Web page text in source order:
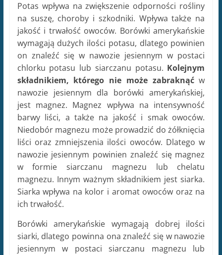
Potas wpływa na zwiększenie odporności rośliny
na suszę, choroby i szkodniki. Wpływa także na
jakość i trwałość owoców. Borówki amerykańskie
wymagają dużych ilości potasu, dlatego powinien
on znaleźć się w nawozie jesiennym w postaci
chlorku potasu lub siarczanu potasu. Kolejnym
składnikiem, którego nie może zabraknąćw
nawozie jesiennym dla borówki amerykańskiej,
jest magnez. Magnez wpływa na intensywność
barwy liści, a także na jakość i smak owoców.
Niedobór magnezu może prowadzić do żółknięcia
liści oraz zmniejszenia ilości owoców. Dlatego w
nawozie jesiennym powinien znaleźć się magnez
w formie siarczanu magnezu lub chelatu
magnezu. Innym ważnym składnikiem jest siarka.
Siarka wpływa na kolor i aromat owoców oraz na
ich trwałość.
Borówki amerykańskie wymagają dobrej ilości
siarki, dlatego powinna ona znaleźć się w nawozie
jesiennym w postaci siarczanu magnezu lub